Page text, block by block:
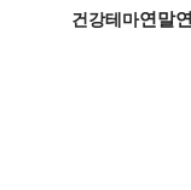
건강테마연말